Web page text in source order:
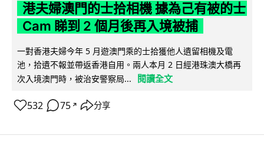
港夫婦澳門的士拾相機 據為己有被的士
Cam 睇到 2 個月後再入境被捕
一對香港夫婦今年 5 月遊澳門乘的士拾獲他人遺留相機及電
池，拾遺不報並帶返香港自用。兩人本月 2 日經港珠澳大橋再
次入境澳門時，被治安警察局...
閱讀全文
532 75 ↗ 分享